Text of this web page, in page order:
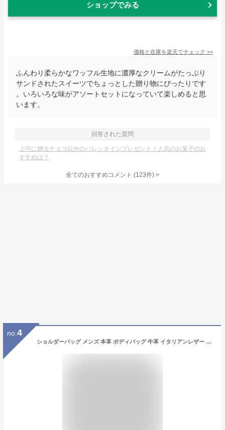
ショップでみる
価格と在庫を楽天でチェック >>
ふんわり柔らかなワッフル生地に濃厚なクリームがたっぷり
サンドされたスイーツでちょっとした贈り物にぴったりです
。いろいろな味がアソートセットになっていて楽しめると思
います。
回答された質問
上司に贈るチョコ以外のバレンタインプレゼント！人気のお菓子のお
すすめは？
全てのおすすめコメント (123件) >
no. 4
ショルダーバッグ メンズ 本革 ボディバッグ 牛革 イタリアンレザー L字ファスナー 2WAY レザー 小さめ コンパクト ショルダーバック バッグ 横型 斜めがけバッグ 斜めがけ ミニショルダーバッグ DomTeporna Italy ブランド シンプル 送料無料